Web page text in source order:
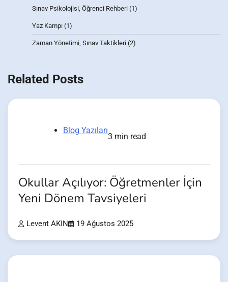
Sınav Psikolojisi, Öğrenci Rehberi (1)
Yaz Kampı (1)
Zaman Yönetimi, Sınav Taktikleri (2)
Related Posts
Blog Yazıları
3 min read
Okullar Açılıyor: Öğretmenler İçin
Yeni Dönem Tavsiyeleri
Levent AKIN 19 Ağustos 2025